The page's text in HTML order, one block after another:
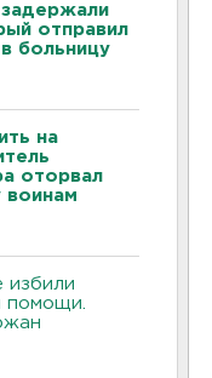
отправил
больницу
на
оторвал
воинам
избили
помощи.